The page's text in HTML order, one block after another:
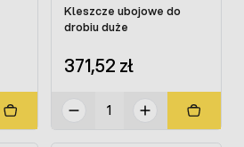
Kleszcze ubojowe do
drobiu duże
371,52 zł